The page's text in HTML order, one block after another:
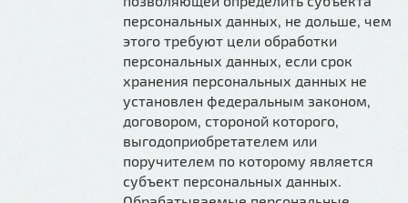
персональных данных, не дольше, чем
этого требуют цели обработки
персональных данных, если срок
хранения персональных данных не
установлен федеральным законом,
договором, стороной которого,
выгодоприобретателем или
поручителем по которому является
субъект персональных данных.